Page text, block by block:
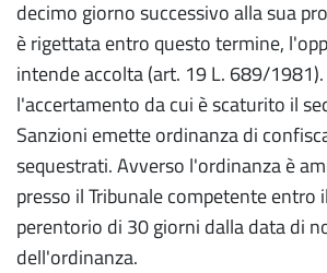
decimo giorno successivo alla sua
è rigettata entro questo termine,
intende accolta (art. 19 L. 689/
l'accertamento da cui è scaturito il
Sanzioni emette ordinanza di
sequestrati. Avverso l'ordinanza è
presso il Tribunale competente entro
perentorio di 30 giorni dalla data di
dell'ordinanza.